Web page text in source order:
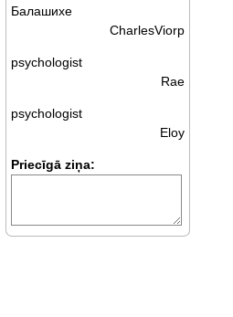
Балашихе
CharlesViorp
psychologist
Rae
psychologist
Eloy
Priecīgā ziņa: